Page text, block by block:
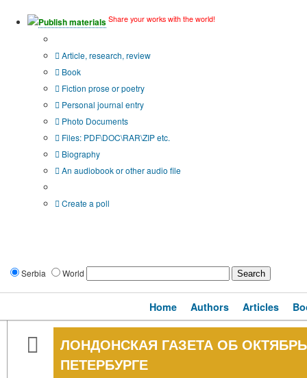
Publish materials Share your works with the world!
Article, research, review
Book
Fiction prose or poetry
Personal journal entry
Photo Documents
Files: PDF\DOC\RAR\ZIP etc.
Biography
An audiobook or other audio file
Create a poll
Serbia World
Home Authors Articles
ЛОНДОНСКАЯ ГАЗЕТА ОБ
ПЕТЕРБУРГЕ